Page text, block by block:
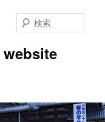
website
索